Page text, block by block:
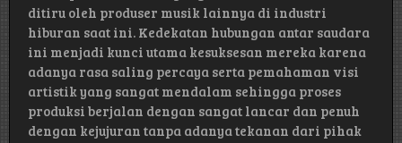
ditiru oleh produser musik lainnya di industri
hiburan saat ini. Kedekatan hubungan antar saudara
ini menjadi kunci utama kesuksesan mereka karena
adanya rasa saling percaya serta pemahaman visi
artistik yang sangat mendalam sehingga proses
produksi berjalan dengan sangat lancar dan penuh
dengan kejujuran tanpa adanya tekanan dari pihak